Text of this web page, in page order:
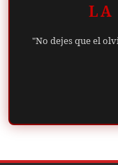
LA
"No dejes que el